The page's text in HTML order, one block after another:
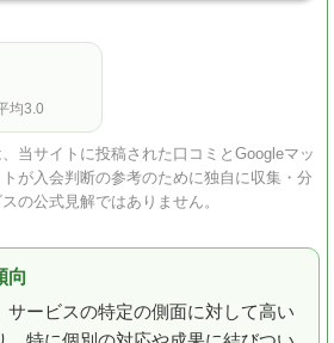
均3.0
当サイトに投稿された口コミとGoogleマッ
が入会判断の参考のために独自に収集・分
の公式見解ではありません。
向
サービスの特定の側面に対して高い